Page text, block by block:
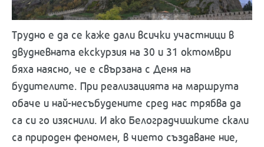
Трудно е да се каже дали всички участници в
двудневната екскурзия на 30 и 31 октомври
бяха наясно, че е свързана с Деня на
будителите. При реализацията на маршрута
обаче и най-несъбудените сред нас трябва да
са си го изяснили. И ако Белоградчишките скали
са природен феномен, в чието създаване ние,